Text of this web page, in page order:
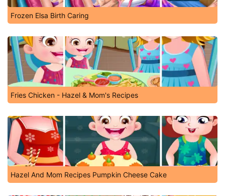
Frozen Elsa Birth Caring
Fries Chicken - Hazel & Mom's Recipes
Hazel And Mom Recipes Pumpkin Cheese Cake